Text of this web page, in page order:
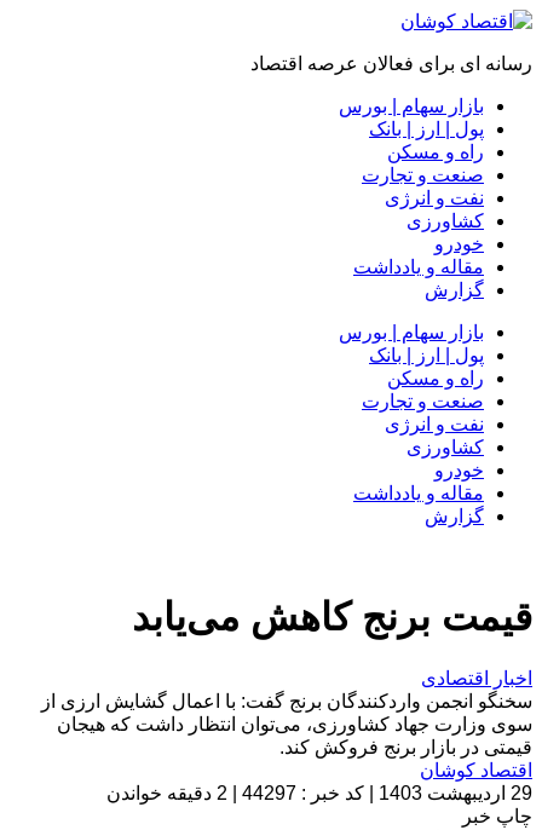
رسانه ای برای فعالان عرصه اقتصاد
بازار سهام | بورس
پول | ارز | بانک
راه و مسکن
صنعت و تجارت
نفت و انرژی
کشاورزی
خودرو
مقاله و یادداشت
گزارش
بازار سهام | بورس
پول | ارز | بانک
راه و مسکن
صنعت و تجارت
نفت و انرژی
کشاورزی
خودرو
مقاله و یادداشت
گزارش
قیمت برنج کاهش می‌یابد
اخبار اقتصادی
سخنگو انجمن واردکنندگان برنج گفت: با اعمال گشایش ارزی از
سوی وزارت جهاد کشاورزی، می‌توان انتظار داشت که هیجان
قیمتی در بازار برنج فروکش کند.
اقتصاد کوشان
29 اردیبهشت 1403
کد خبر : 44297
2 دقیقه خواندن
چاپ خبر